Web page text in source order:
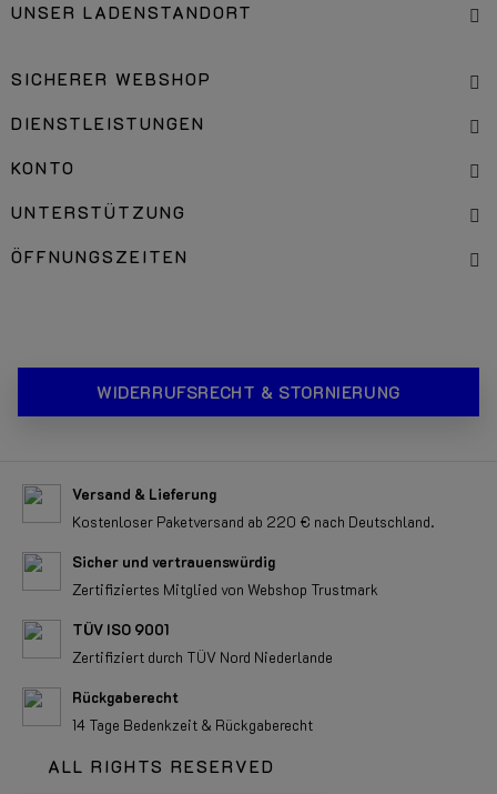
UNSER LADENSTANDORT
SICHERER WEBSHOP
DIENSTLEISTUNGEN
KONTO
UNTERSTÜTZUNG
ÖFFNUNGSZEITEN
WIDERRUFSRECHT & STORNIERUNG
Versand & Lieferung
Kostenloser Paketversand ab 220 € nach Deutschland.
Sicher und vertrauenswürdig
Zertifiziertes Mitglied von Webshop Trustmark
TÜV ISO 9001
Zertifiziert durch TÜV Nord Niederlande
Rückgaberecht
14 Tage Bedenkzeit & Rückgaberecht
ALL RIGHTS RESERVED